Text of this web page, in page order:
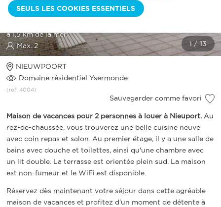
AALDUIKER 18
à 1,5 km de la mer.
Max. 2
NIEUWPOORT
Domaine résidentiel Ysermonde
(ref: 4004)
Sauvegarder comme favori
Maison de vacances pour 2 personnes à louer à Nieuport. Au
rez-de-chaussée, vous trouverez une belle cuisine neuve
avec coin repas et salon. Au premier étage, il y a une salle de
bains avec douche et toilettes, ainsi qu'une chambre avec
un lit double. La terrasse est orientée plein sud. La maison
est non-fumeur et le WiFi est disponible.
Réservez dès maintenant votre séjour dans cette agréable
maison de vacances et profitez d'un moment de détente à
SEULS LES COOKIES ESSENTIELS